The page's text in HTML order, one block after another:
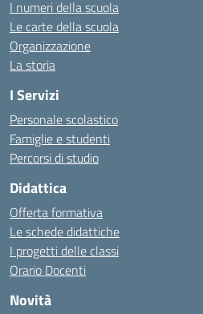
I numeri della scuola
Le carte della scuola
Organizzazione
La storia
I Servizi
Personale scolastico
Famiglie e studenti
Percorsi di studio
Didattica
Offerta formativa
Le schede didattiche
I progetti delle classi
Orario Docenti
Novità